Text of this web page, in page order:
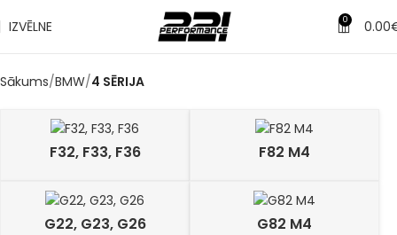
IZVĒLNE 0 0.00
Sākums BMW 4 SĒRIJA
F32, F33, F36 F82 M4
G22, G23, G26 G82 M4